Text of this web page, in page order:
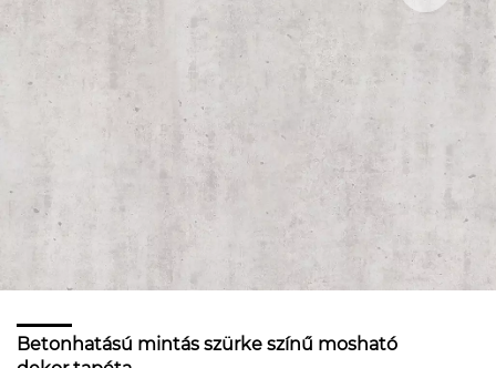
Betonhatású mintás szürke színű mosható